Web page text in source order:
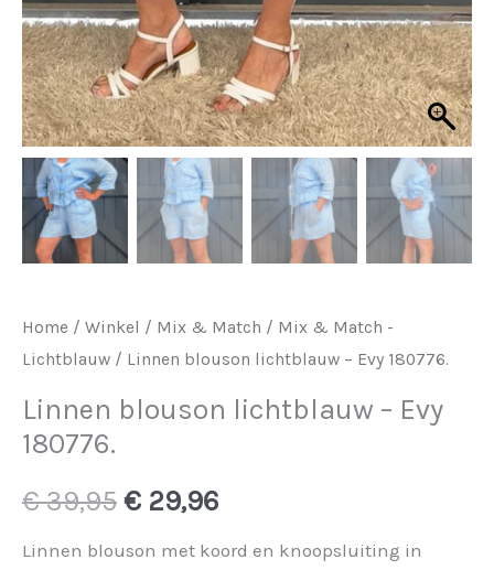
Home / Winkel / Mix & Match / Mix & Match -
Lichtblauw / Linnen blouson lichtblauw – Evy 180776.
Linnen blouson lichtblauw – Evy
180776.
€39,95 Oorspronkelijke
prijs
€ 29,96Huidige
prijs
Linnen blouson met koord en knoopsluiting in